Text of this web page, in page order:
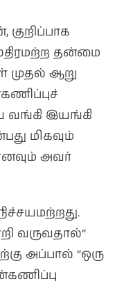
குறிப்பாக
தன்மை
முதல் ஆறு
வங்கி இயங்கி
மிகவும்
அவர்
வருவதால்”
அப்பால் “ஒரு